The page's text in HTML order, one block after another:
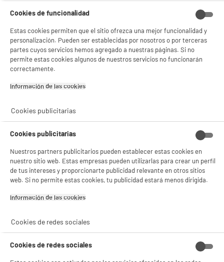
Recogemos tu antiguo dispositivo
Recogemosgratuitamentetu antiguo
electrodoméstico.
Más información
Hastaagosto 2029
Características
Marca VARTA
Número de pilas
Advertencia
Cookies de funcionalidad
Estas cookies permiten que el sitio ofrezca una mejor funcionalidad y
personalización. Pueden ser establecidas por nosotros o por terceras
partes cuyos servicios hemos agregado a nuestras páginas. Si no
permite estas cookies algunos de nuestros servicios no funcionarán
correctamente.
Información de las cookies‎
Cookies publicitarias
Cookies publicitarias
Nuestros partners publicitarios pueden establecer estas cookies en
nuestro sitio web. Estas empresas pueden utilizarlas para crear un perfil
de tus intereses y proporcionarte publicidad relevante en otros sitios
web. Si no permite estas cookies, tu publicidad estará menos dirigida.
Información de las cookies‎
Cookies de redes sociales
Cookies de redes sociales